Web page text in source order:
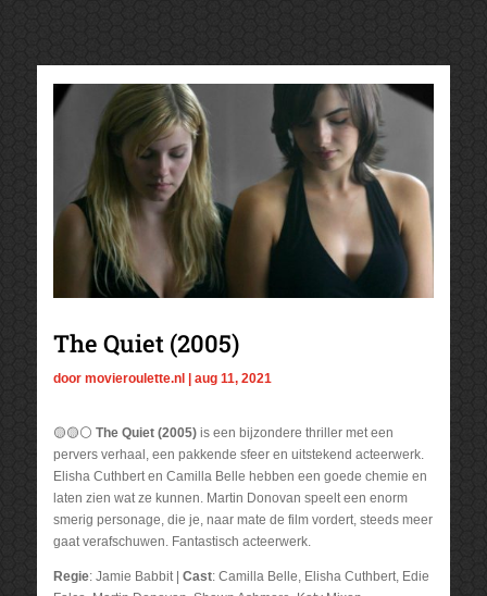
The Quiet (2005)
door movieroulette.nl aug 11, 2021
🟡🟡⚪ The Quiet (2005)is een bijzondere thriller met een
pervers verhaal, een pakkende sfeer en uitstekend acteerwerk.
Elisha Cuthbert en Camilla Belle hebben een goede chemie en
laten zien wat ze kunnen. Martin Donovan speelt een enorm
smerig personage, die je, naar mate de film vordert, steeds meer
gaat verafschuwen. Fantastisch acteerwerk.
Regie: Jamie Babbit | Cast: Camilla Belle, Elisha Cuthbert, Edie